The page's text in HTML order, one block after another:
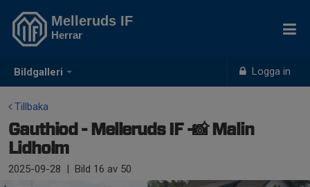
Bildgalleri Logga in
Melleruds IF
Herrar
Tillbaka
Gauthiod - Melleruds IF -📸 Malin
Lidholm
2025-09-28 | Bild 16 av 50